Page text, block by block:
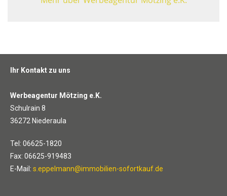
Ihr Kontakt zu uns
Werbeagentur Mötzing e.K.
Schulrain 8
36272 Niederaula
Tel: 06625-1820
Fax: 06625-919483
E-Mail: s.eppelmann@immobilien-sofortkauf.de